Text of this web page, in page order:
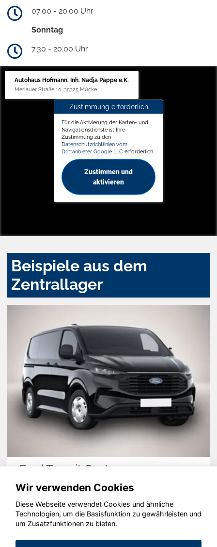
07.00 - 20.00 Uhr
Sonntag
7.30 - 20.00 Uhr
Autohaus Hofmann, Inh. Nadja Pappe e.K.
Merlauer Straße 10, 35325 Mücke
Zustimmung erforderlich
Für die Aktivierung der Karten- und
Navigationsdienste ist Ihre
Zustimmung zu den
Datenschutzrichtlinien vom
Drittanbieter Google LLC erforderlich.
Zustimmen und
aktivieren
Beispiele aus dem
Zentrallager
Ford Transit Custom
© konjunkturmotor.de GmbH 2020 - 2026
Wir verwenden Cookies
Diese Webseite verwendet Cookies und ähnliche
Technologien, um die Basisfunktion zu gewährleisten und
um Zusatzfunktionen zu bieten.